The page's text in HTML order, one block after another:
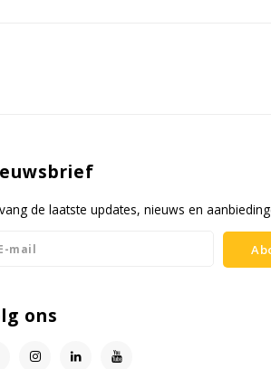
de laatste updates, nieuws en
ons